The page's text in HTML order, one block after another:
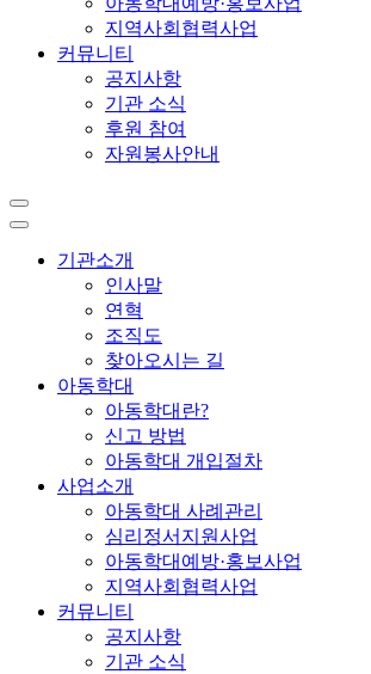
지역사회협력사업
커뮤니티
공지사항
기관 소식
후원 참여
자원봉사안내
기관소개
인사말
연혁
조직도
찾아오시는 길
아동학대
아동학대란?
신고 방법
아동학대 개입절차
사업소개
아동학대 사례관리
심리정서지원사업
아동학대예방·홍보사업
지역사회협력사업
커뮤니티
공지사항
기관 소식